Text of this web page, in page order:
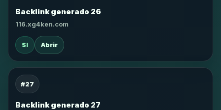
Backlink generado 26
116.xg4ken.com
SI Abrir
#27
Backlink generado 27